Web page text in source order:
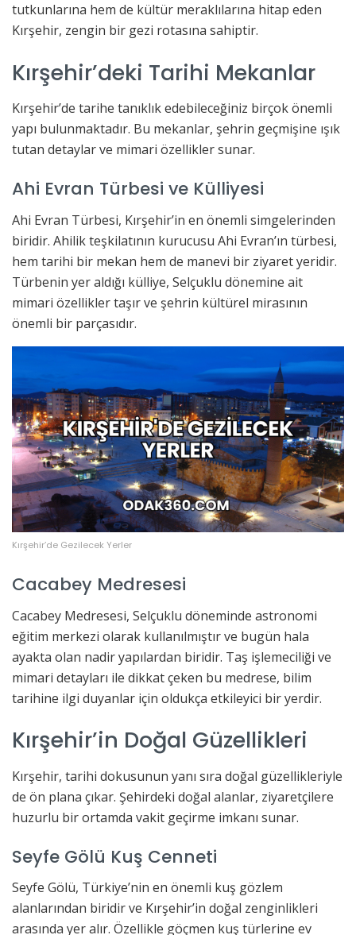
tutkunlarına hem de kültür meraklılarına hitap eden
Kırşehir, zengin bir gezi rotasına sahiptir.
Kırşehir’deki Tarihi Mekanlar
Kırşehir’de tarihe tanıklık edebileceğiniz birçok önemli
yapı bulunmaktadır. Bu mekanlar, şehrin geçmişine ışık
tutan detaylar ve mimari özellikler sunar.
Ahi Evran Türbesi ve Külliyesi
Ahi Evran Türbesi, Kırşehir’in en önemli simgelerinden
biridir. Ahilik teşkilatının kurucusu Ahi Evran’ın türbesi,
hem tarihi bir mekan hem de manevi bir ziyaret yeridir.
Türbenin yer aldığı külliye, Selçuklu dönemine ait
mimari özellikler taşır ve şehrin kültürel mirasının
önemli bir parçasıdır.
Kırşehir’de Gezilecek Yerler
Cacabey Medresesi
Cacabey Medresesi, Selçuklu döneminde astronomi
eğitim merkezi olarak kullanılmıştır ve bugün hala
ayakta olan nadir yapılardan biridir. Taş işlemeciliği ve
mimari detayları ile dikkat çeken bu medrese, bilim
tarihine ilgi duyanlar için oldukça etkileyici bir yerdir.
Kırşehir’in Doğal Güzellikleri
Kırşehir, tarihi dokusunun yanı sıra doğal güzellikleriyle
de ön plana çıkar. Şehirdeki doğal alanlar, ziyaretçilere
huzurlu bir ortamda vakit geçirme imkanı sunar.
Seyfe Gölü Kuş Cenneti
Seyfe Gölü, Türkiye’nin en önemli kuş gözlem
alanlarından biridir ve Kırşehir’in doğal zenginlikleri
arasında yer alır. Özellikle göçmen kuş türlerine ev